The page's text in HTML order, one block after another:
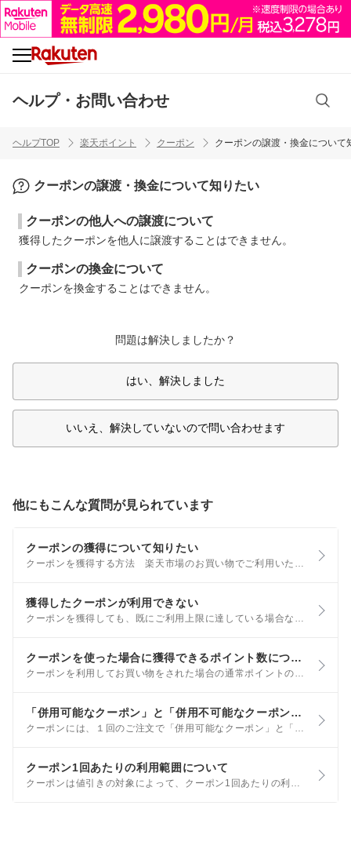
ヘルプ・お問い合わせ
ヘルプTOP 楽天ポイント クーポン クーポンの譲渡・換金について
クーポンの譲渡・換金について知りたい
クーポンの他人への譲渡について
獲得したクーポンを他人に譲渡することはできません。
クーポンの換金について
クーポンを換金することはできません。
問題は解決しましたか？
はい、解決しました
いいえ、解決していないので問い合わせます
他にもこんな質問が見られています
クーポンの獲得について知りたい
クーポンを獲得する方法 楽天市場のお買い物でご利用いただけるクーポンには、ご自身で獲得いただくクーポンと楽天市場やショップからプレゼントされるクーポンの2種類があります。 獲得方法や獲得済みクーポンの確認方法はRaCouponご利用ガイドをご確認ください。
獲得したクーポンが利用できない
クーポンを獲得しても、既にご利用上限に達している場合など、必ず利用できるとは限りません。 獲得したクーポンの利用条件など、詳細はmyクーポンをご確認ください。 獲得したクーポンが買い物ステップ上で選択できない・表示されない場合は、以下の理由が考えられます。
クーポンを使った場合に獲得できるポイント数について知りたい
クーポンを利用してお買い物をされた場合の通常ポイントの計算方法は以下のとおりです。 クーポン利用時の獲得ポイント = (商品価格 – クーポン値引き額) x ポイント倍率 ※クーポンの種類・組み合わせや金額によって計算結果が異なる場合もございます。
「併用可能なクーポン」と「併用不可能なクーポン」について知りたい
クーポンには、１回のご注文で「併用可能なクーポン」と「併用不可能なクーポン」があります。 「併用可能なクーポン」の場合も利用条件によって併用ができない場合があります。 クーポンの併用可能条件 以下2つの条件を満たすことでクーポンを併用できます。
クーポン1回あたりの利用範囲について
クーポンは値引きの対象によって、クーポン1回あたりの利用範囲が異なります。 ※クーポンの詳細はmyクーポンからご確認いただけます。 ※対象商品指定クーポンの値引きについては以下「対象商品指定クーポンの利用範囲について」をご参考ください。